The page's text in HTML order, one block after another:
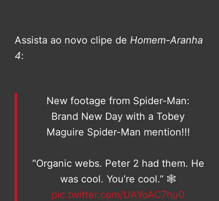
Assista ao novo clipe de Homem-Aranha
4:
New footage from Spider-Man:
Brand New Day with a Tobey
Maguire Spider-Man mention!!!
“Organic webs. Peter 2 had them. He
was cool. You’re cool.” 🕸️
pic.twitter.com/UAYoAC7hu0